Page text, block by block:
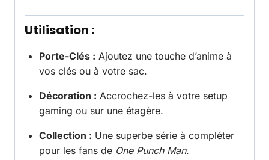
Utilisation :
Porte-Clés : Ajoutez une touche d’anime à
vos clés ou à votre sac.
Décoration : Accrochez-les à votre setup
gaming ou sur une étagère.
Collection : Une superbe série à compléter
pour les fans de One Punch Man.